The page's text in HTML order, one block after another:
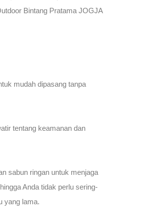
Bintang Pratama JOGJA
mudah dipasang tanpa
tentang keamanan dan
sabun ringan untuk menjaga
Anda tidak perlu sering-
yang lama.